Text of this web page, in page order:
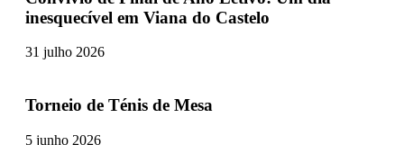
inesquecível em Viana do Castelo
31 julho 2026
Torneio de Ténis de Mesa
5 junho 2026